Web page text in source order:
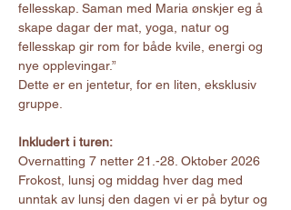
fellesskap. Saman med Maria ønskjer eg å
skape dagar der mat, yoga, natur og
fellesskap gir rom for både kvile, energi og
nye opplevingar.”
Dette er en jentetur, for en liten, eksklusiv
gruppe.
Inkludert i turen:
Overnatting 7 netter 21.-28. Oktober 2026
Frokost, lunsj og middag hver dag med
unntak av lunsj den dagen vi er på bytur og